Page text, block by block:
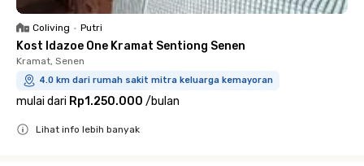
Coliving • Putri
Kost Idazoe One Kramat Sentiong Senen
Kramat, Senen
4.0 km dari rumah sakit mitra keluarga kemayoran
mulai dari Rp1.250.000 /bulan
Lihat info lebih banyak